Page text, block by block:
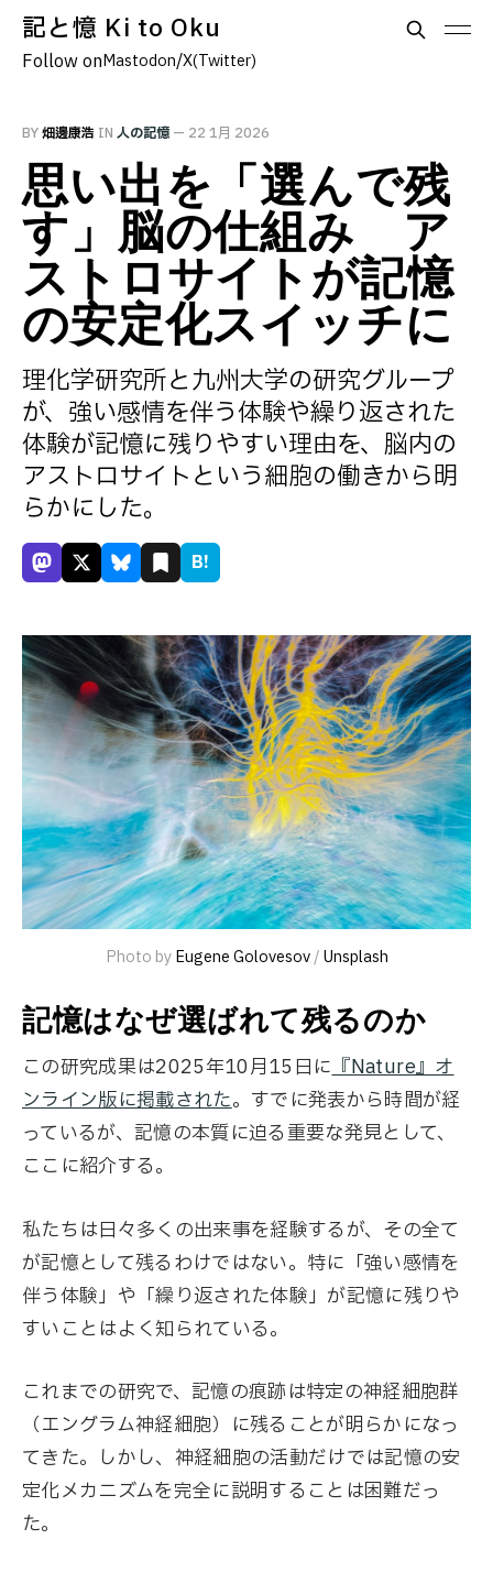
記と憶 Ki to Oku
Follow onMastodon/X(Twitter)
BY畑邊康浩 IN 人の記憶 — 22 1月 2026
思い出を「選んで残
す」脳の仕組み ア
ストロサイトが記憶
の安定化スイッチに
理化学研究所と九州大学の研究グループ
が、強い感情を伴う体験や繰り返された
体験が記憶に残りやすい理由を、脳内の
アストロサイトという細胞の働きから明
らかにした。
B!
Photo by Eugene Golovesov / Unsplash
記憶はなぜ選ばれて残るのか
この研究成果は2025年10月15日に『Nature』オ
ンライン版に掲載された。すでに発表から時間が経
っているが、記憶の本質に迫る重要な発見として、
ここに紹介する。
私たちは日々多くの出来事を経験するが、その全て
が記憶として残るわけではない。特に「強い感情を
伴う体験」や「繰り返された体験」が記憶に残りや
すいことはよく知られている。
これまでの研究で、記憶の痕跡は特定の神経細胞群
（エングラム神経細胞）に残ることが明らかになっ
てきた。しかし、神経細胞の活動だけでは記憶の安
定化メカニズムを完全に説明することは困難だっ
た。